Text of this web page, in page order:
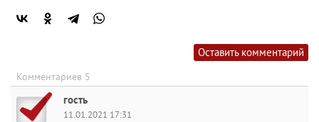
Оставить комментарий
Комментариев 5
гость
11.01.2021 17:31